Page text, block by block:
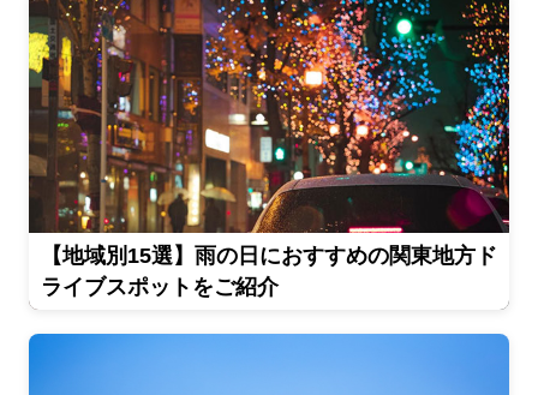
【地域別15選】雨の日におすすめの関東地方ド
ライブスポットをご紹介